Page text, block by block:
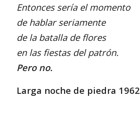
Entonces sería el momento
de hablar seriamente
de la batalla de flores
en las fiestas del patrón.
Pero no.
Larga noche de piedra 1962